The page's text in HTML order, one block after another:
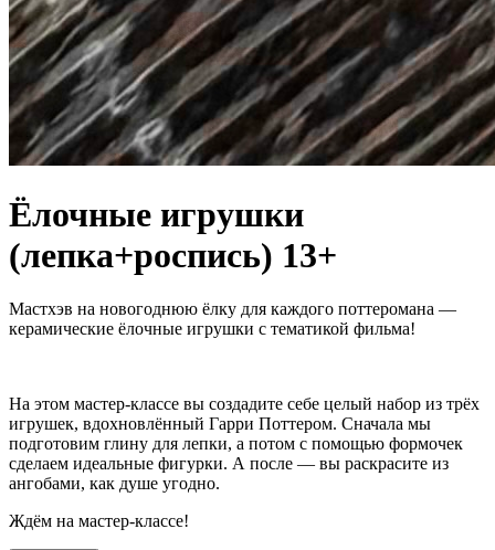
Ёлочные игрушки
(лепка+роспись) 13+
Мастхэв на новогоднюю ёлку для каждого поттеромана —
керамические ёлочные игрушки с тематикой фильма!
На этом мастер-классе вы создадите себе целый набор из трёх
игрушек, вдохновлённый Гарри Поттером. Сначала мы
подготовим глину для лепки, а потом с помощью формочек
сделаем идеальные фигурки. А после — вы раскрасите из
ангобами, как душе угодно.
Ждём на мастер-классе!